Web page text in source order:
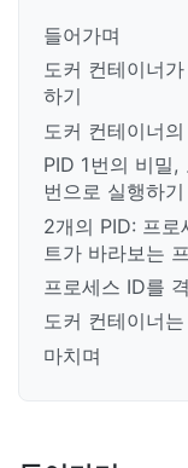
들어가며
도커 컨테이너
하기
도커 컨테이너
PID 1번의 비밀,
번으로 실행하기
2개의 PID: 프
트가 바라보는
프로세스 ID를
도커 컨테이너
마치며